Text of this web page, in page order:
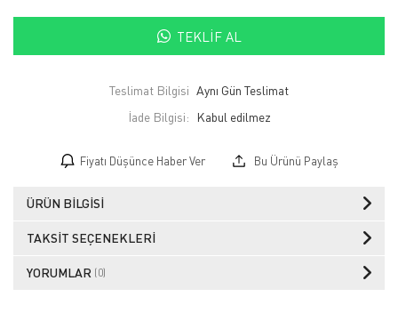
TEKLIF AL
Teslimat Bilgisi Aynı Gün Teslimat
İade Bilgisi:
Fiyatı Düşünce Haber Ver Bu Ürünü Paylaş
ÜRÜN BILGISI
TAKSIT SEÇENEKLERI
YORUMLAR (0)